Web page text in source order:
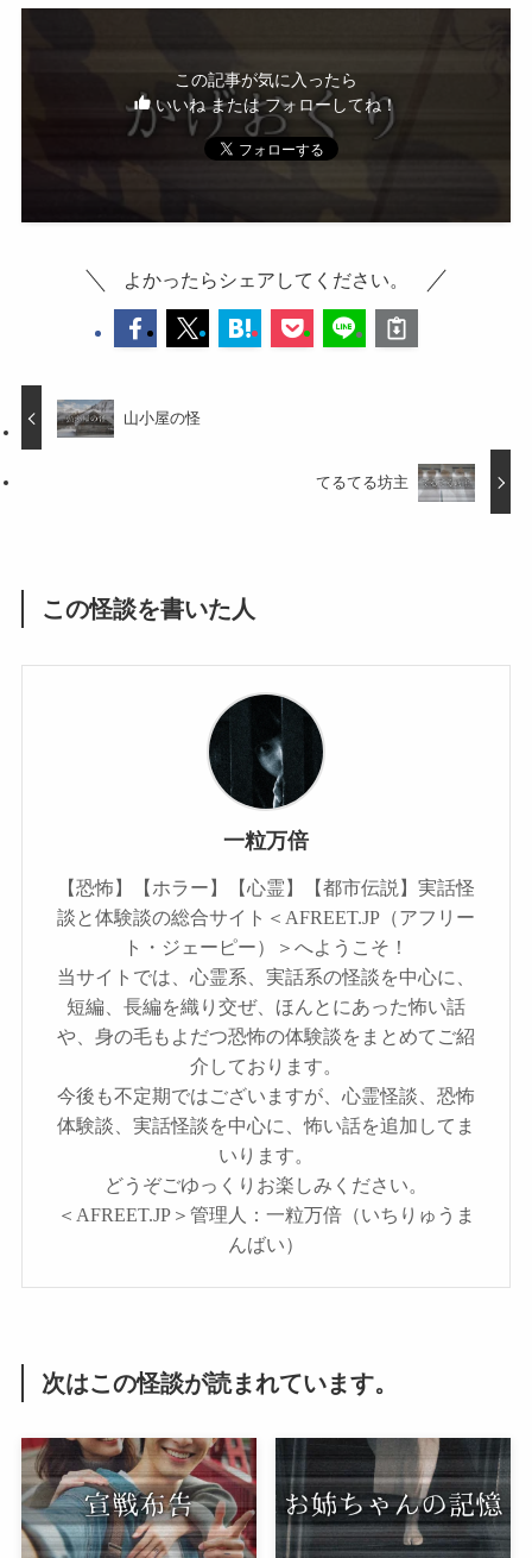
この記事が気に入ったら
いいね または フォローしてね！
よかったらシェアしてください。
山小屋の怪
てるてる坊主
この怪談を書いた人
一粒万倍
【恐怖】【ホラー】【心霊】【都市伝説】実話怪
談と体験談の総合サイト＜AFREET.JP（アフリー
ト・ジェーピー）＞へようこそ！
当サイトでは、心霊系、実話系の怪談を中心に、
短編、長編を織り交ぜ、ほんとにあった怖い話
や、身の毛もよだつ恐怖の体験談をまとめてご紹
介しております。
今後も不定期ではございますが、心霊怪談、恐怖
体験談、実話怪談を中心に、怖い話を追加してま
いります。
どうぞごゆっくりお楽しみください。
＜AFREET.JP＞管理人：一粒万倍（いちりゅうま
んばい）
次はこの怪談が読まれています。